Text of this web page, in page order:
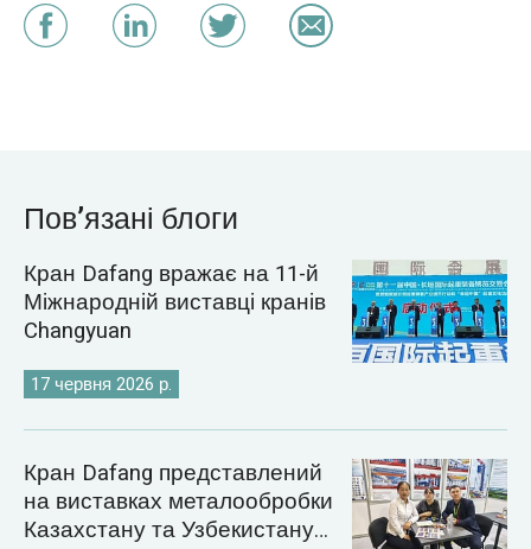
Пов’язані блоги
Кран Dafang вражає на 11-й
Міжнародній виставці кранів
Changyuan
17 червня 2026 р.
Кран Dafang представлений
на виставках металообробки
Казахстану та Узбекистану